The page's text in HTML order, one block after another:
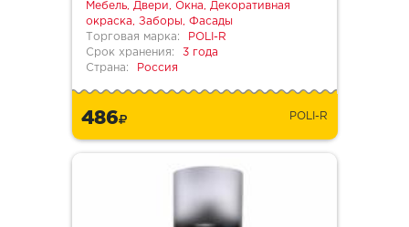
Мебель, Двери, Окна, Декоративная
окраска, Заборы, Фасады
Торговая марка:
POLI-R
Срок хранения:
3 года
Страна:
Россия
486 POLI-R